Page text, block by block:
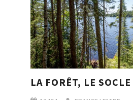
LA FORÊT, LE